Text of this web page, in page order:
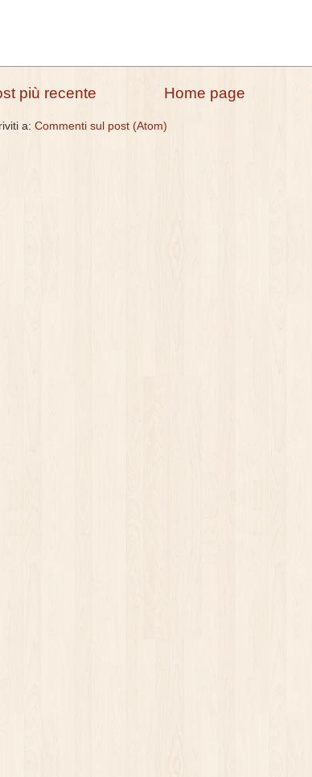
più recente Home page
a: Commenti sul post (Atom)